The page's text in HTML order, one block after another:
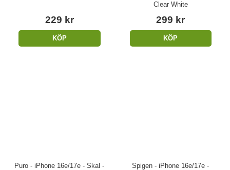
229 kr
KÖP
Clear White
299 kr
KÖP
Puro - iPhone 16e/17e - Skal -
Spigen - iPhone 16e/17e -